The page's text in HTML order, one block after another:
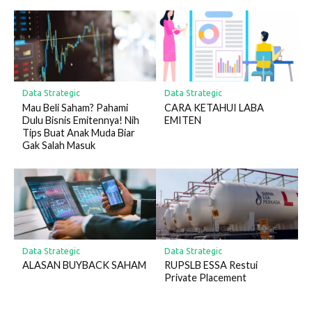
Data Strategic
Mau Beli Saham? Pahami
Dulu Bisnis Emitennya! Nih
Tips Buat Anak Muda Biar
Gak Salah Masuk
Data Strategic
CARA KETAHUI LABA
EMITEN
Data Strategic
ALASAN BUYBACK SAHAM
Data Strategic
RUPSLB ESSA Restui
Private Placement